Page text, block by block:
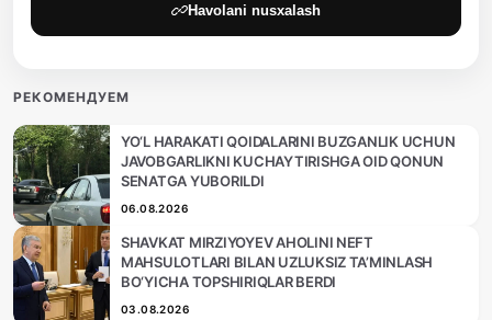
Havolani nusxalash
РЕКОМЕНДУЕМ
YO‘L HARAKATI QOIDALARINI BUZGANLIK UCHUN
JAVOBGARLIKNI KUCHAYTIRISHGA OID QONUN
SENATGA YUBORILDI
06.08.2026
SHAVKAT MIRZIYOYEV AHOLINI NEFT
MAHSULOTLARI BILAN UZLUKSIZ TA’MINLASH
BO‘YICHA TOPSHIRIQLAR BERDI
03.08.2026